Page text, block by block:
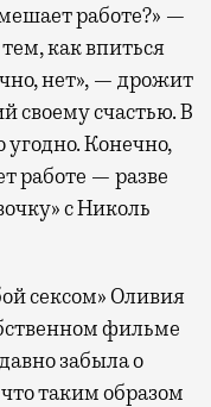
работе?» —
как впиться
нет», — дрожит
своему счастью. В
угодно. Конечно,
работе — разве
с Николь
сексом» Оливия
фильме
забыла о
таким образом